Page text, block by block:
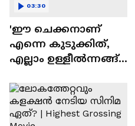
'ഈ ചെക്കനാണ്
എന്നെ കുടുക്കിത്,
എല്ലാം ഉള്ളീൽന്നങ്ങ്
സിനിമയിലെ
'അമ്മമ്മ' ഡോളി
ജൂൺ | Balan
03:30